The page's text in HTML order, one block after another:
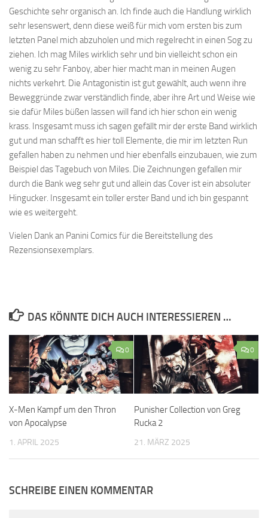
Geschichte sehr organisch an. Ich finde auch die Handlung wirklich
sehr lesenswert, denn diese weiß für mich vom ersten bis zum
letzten Panel mich abzuholen und mich regelrecht in einen Sog zu
ziehen. Ich mag Miles wirklich sehr und bin vielleicht schon ein
wenig zu sehr Fanboy, aber hier macht man in meinen Augen
nichts verkehrt. Die Antagonistin ist gut gewählt, auch wenn ihre
Beweggründe zwar verständlich finde, aber ihre Art und Weise wie
sie dafür Miles büßen lassen will fand ich hier schon ein wenig
krass. Insgesamt muss ich sagen gefällt mir der erste Band wirklich
gut und man schafft es hier toll Elemente, die mir im letzten Run
gefallen haben zu nehmen und hier ebenfalls einzubauen, wie zum
Beispiel das Tagebuch von Miles. Die Zeichnungen gefallen mir
durch die Bank weg sehr gut und allein das Cover ist ein absoluter
Hingucker. Insgesamt ein toller erster Band und ich bin gespannt
wie es weitergeht.
Vielen Dank an Panini Comics für die Bereitstellung des
Rezensionsexemplars.
DAS KÖNNTE DICH AUCH INTERESSIEREN …
0
X-Men Kampf um den Thron
von Apocalypse
1. APRIL 2025
0
Punisher Collection von Greg
Rucka 2
21. MÄRZ 2025
SCHREIBE EINEN KOMMENTAR